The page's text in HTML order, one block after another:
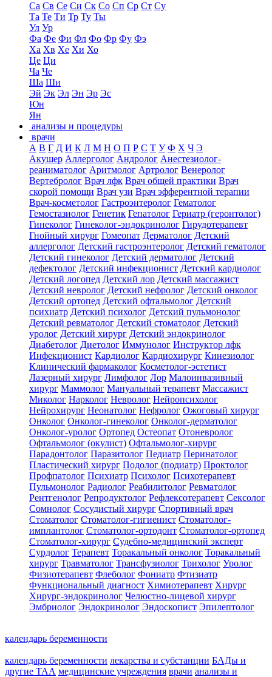
Са Св Се Си Ск Со Сп Ср Ст Су
Та Те Ти Тр Ту Ты
Ул Ур
Фа Фе Фи Фл Фо Фр Фу Фэ
Ха Хв Хе Хи Хо
Це Ци
Ча Че
Ша Ши
Эй Эк Эл Эн Эр Эс
Юн
Ян
анализы и процедуры
врачи
А В Г Д И К Л М Н О П Р С Т У Ф Х Ч Э
Акушер Аллерголог Андролог Анестезиолог-
реаниматолог Аритмолог Артролог Венеролог
Вертебролог Врач лфк Врач общей практики Врач
скорой помощи Врач узи Врач эфферентной терапии
Врач-косметолог Гастроэнтеролог Гематолог
Гемостазиолог Генетик Гепатолог Гериатр (геронтолог)
Гинеколог Гинеколог-эндокринолог Гирудотерапевт
Гнойный хирург Гомеопат Дерматолог Детский
аллерголог Детский гастроэнтеролог Детский гематолог
Детский гинеколог Детский дерматолог Детский
дефектолог Детский инфекционист Детский кардиолог
Детский логопед Детский лор Детский массажист
Детский невролог Детский нефролог Детский онколог
Детский ортопед Детский офтальмолог Детский
психиатр Детский психолог Детский пульмонолог
Детский ревматолог Детский стоматолог Детский
уролог Детский хирург Детский эндокринолог
Диабетолог Диетолог Иммунолог Инструктор лфк
Инфекционист Кардиолог Кардиохирург Кинезиолог
Клинический фармаколог Косметолог-эстетист
Лазерный хирург Лимфолог Лор Малоинвазивный
хирург Маммолог Мануальный терапевт Массажист
Миколог Нарколог Невролог Нейропсихолог
Нейрохирург Неонатолог Нефролог Ожоговый хирург
Онколог Онколог-гинеколог Онколог-дерматолог
Онколог-уролог Ортопед Остеопат Отоневролог
Офтальмолог (окулист) Офтальмолог-хирург
Парадонтолог Паразитолог Педиатр Перинатолог
Пластический хирург Подолог (подиатр) Проктолог
Профпатолог Психиатр Психолог Психотерапевт
Пульмонолог Радиолог Реабилитолог Ревматолог
Рентгенолог Репродуктолог Рефлексотерапевт Сексолог
Сомнолог Сосудистый хирург Спортивный врач
Стоматолог Стоматолог-гигиенист Стоматолог-
имплантолог Стоматолог-ортодонт Стоматолог-ортопед
Стоматолог-хирург Судебно-медицинский эксперт
Сурдолог Терапевт Торакальный онколог Торакальный
хирург Травматолог Трансфузиолог Трихолог Уролог
Физиотерапевт Флеболог Фониатр Фтизиатр
Функциональный диагност Химиотерапевт Хирург
Хирург-эндокринолог Челюстно-лицевой хирург
Эмбриолог Эндокринолог Эндоскопист Эпилептолог
календарь беременности
календарь беременности лекарства и субстанции БАДы и
другие ТАА медицинские учреждения врачи анализы и